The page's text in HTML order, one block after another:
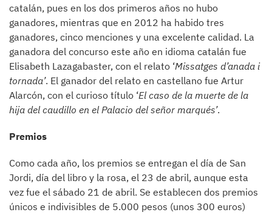
catalán, pues en los dos primeros años no hubo
ganadores, mientras que en 2012 ha habido tres
ganadores, cinco menciones y una excelente calidad. La
ganadora del concurso este año en idioma catalán fue
Elisabeth Lazagabaster, con el relato ‘Missatges d’anada i
tornada’. El ganador del relato en castellano fue Artur
Alarcón, con el curioso título ‘El caso de la muerte de la
hija del caudillo en el Palacio del señor marqués’.
Premios
Como cada año, los premios se entregan el día de San
Jordi, día del libro y la rosa, el 23 de abril, aunque esta
vez fue el sábado 21 de abril. Se establecen dos premios
únicos e indivisibles de 5.000 pesos (unos 300 euros)